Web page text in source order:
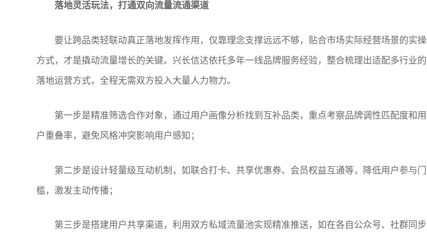
落地灵活玩法，打通双向流量流通渠道
要让跨品类轻联动真正落地发挥作用，仅靠理念支撑远远不够，贴合市场实际经营场景的实操
方式，才是撬动流量增长的关键。兴长信达依托多年一线品牌服务经验，整合梳理出适配多行业的
落地运营方式，全程无需双方投入大量人力物力。
第一步是精准筛选合作对象，通过用户画像分析找到互补品类，重点考察品牌调性匹配度和用
户重叠率，避免风格冲突影响用户感知；
第二步是设计轻量级互动机制，如联合打卡、共享优惠券、会员权益互通等，降低用户参与门
槛，激发主动传播；
第三步是搭建用户共享渠道，利用双方私域流量池实现精准推送，如在各自公众号、社群同步